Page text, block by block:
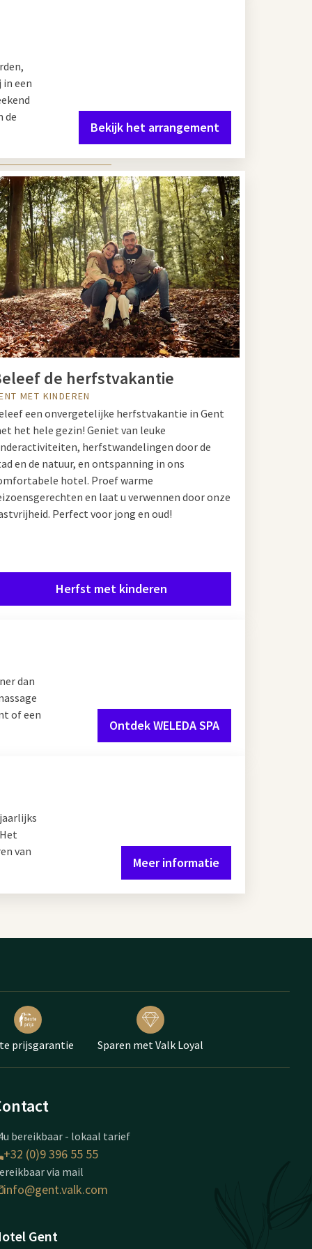
een
de
Bekijk het arrangement
de herfstvakantie
MET KINDEREN
een onvergetelijke herfstvakantie in Gent
het hele gezin! Geniet van leuke
herfstwandelingen door de
en de natuur, en ontspanning in ons
hotel. Proef warme
en laat u verwennen door onze
Perfect voor jong en oud!
Herfst met kinderen
dan
of een
Ontdek WELEDA SPA
van
Meer informatie
prijsgarantie Sparen met Valk Loyal
bereikbaar - lokaal tarief
+32 (0)9 396 55 55
via mail
info@gent.valk.com
Gent